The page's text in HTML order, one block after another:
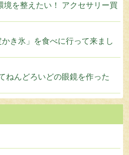
境を整えたい！ アクセサリー買
き氷」を食べに行って来まし
ねんどろいどの眼鏡を作った